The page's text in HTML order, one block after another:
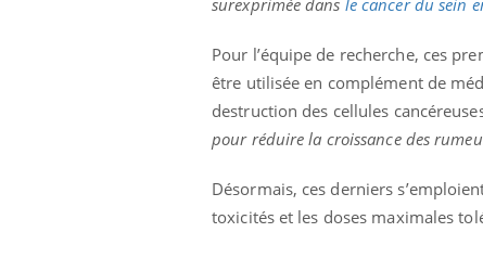
surexprimée dans le cancer du sein
Pour l’équipe de recherche, ces
être utilisée en complément de
destruction des cellules
pour réduire la croissance des
Désormais, ces derniers
toxicités et les doses maximales
d'autres non ! D'un côté, poser des
...